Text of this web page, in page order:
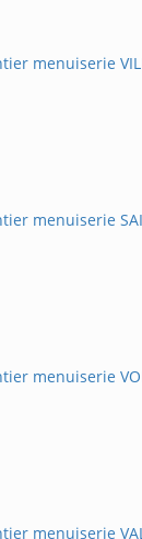
menuiserie
menuiserie
menuiserie
menuiserie